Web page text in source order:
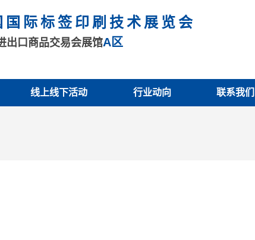
际标签印刷技术展览会
出口商品交易会展馆A区
线上线下活动 行业动向 联系我们